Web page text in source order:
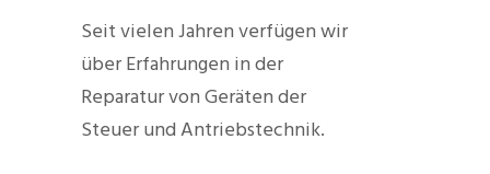
Seit vielen Jahren verfügen wir
über Erfahrungen in der
Reparatur von Geräten der
Steuer und Antriebstechnik.